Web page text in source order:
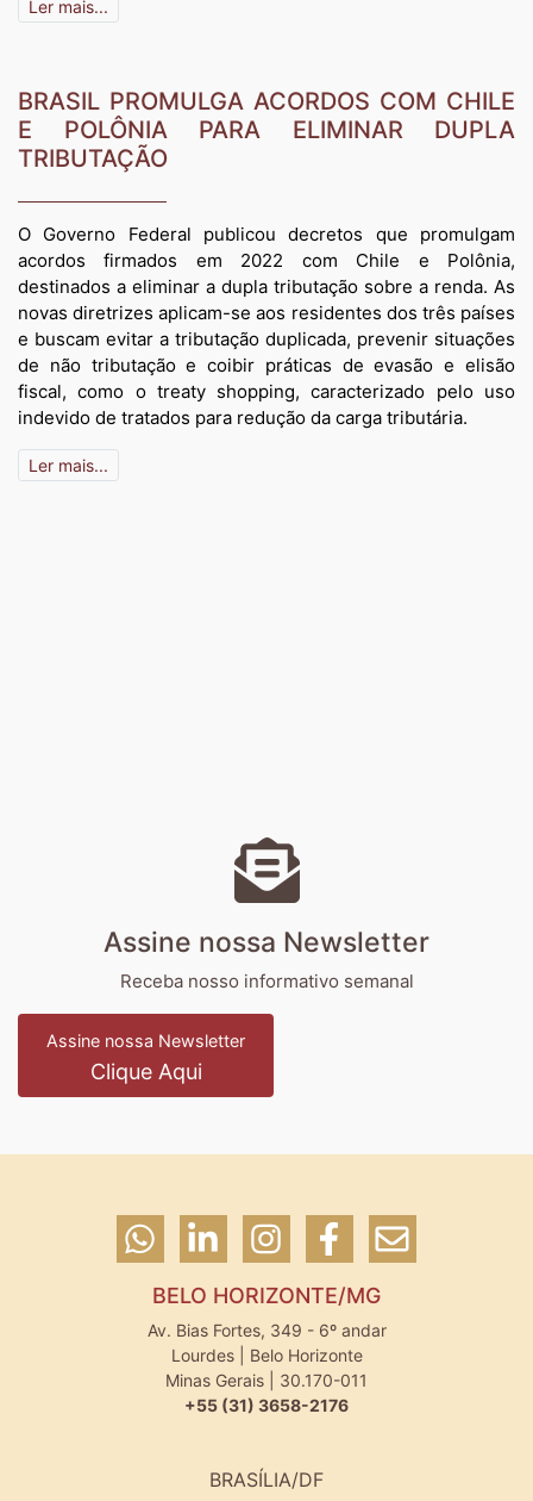
Ler mais...
BRASIL PROMULGA ACORDOS COM CHILE
E POLÔNIA PARA ELIMINAR DUPLA
TRIBUTAÇÃO
O Governo Federal publicou decretos que promulgam
acordos firmados em 2022 com Chile e Polônia,
destinados a eliminar a dupla tributação sobre a renda. As
novas diretrizes aplicam-se aos residentes dos três países
e buscam evitar a tributação duplicada, prevenir situações
de não tributação e coibir práticas de evasão e elisão
fiscal, como o treaty shopping, caracterizado pelo uso
indevido de tratados para redução da carga tributária.
Ler mais...
Assine nossa Newsletter
Receba nosso informativo semanal
Assine nossa Newsletter
Clique Aqui
BELO HORIZONTE/MG
Av. Bias Fortes, 349 - 6º andar
Lourdes | Belo Horizonte
Minas Gerais | 30.170-011
+55 (31) 3658-2176
BRASÍLIA/DF